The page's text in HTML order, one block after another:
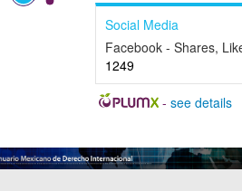
Social Media
Facebook - Shares,
1249
- see details